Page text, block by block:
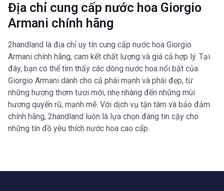
Địa chỉ cung cấp nước hoa Giorgio
Armani chính hãng
2handland là địa chỉ uy tín cung cấp nước hoa Giorgio
Armani chính hãng, cam kết chất lượng và giá cả hợp lý. Tại
đây, bạn có thể tìm thấy các dòng nước hoa nổi bật của
Giorgio Armani dành cho cả phái mạnh và phái đẹp, từ
những hương thơm tươi mới, nhẹ nhàng đến những mùi
hương quyến rũ, mạnh mẽ. Với dịch vụ tận tâm và bảo đảm
chính hãng, 2handland luôn là lựa chọn đáng tin cậy cho
những tín đồ yêu thích nước hoa cao cấp.